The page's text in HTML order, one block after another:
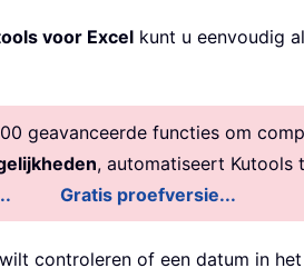
voor Excel kunt u eenvoudig
geavanceerde functies om
, automatiseert Kutools
Gratis proefversie...
controleren of een datum in